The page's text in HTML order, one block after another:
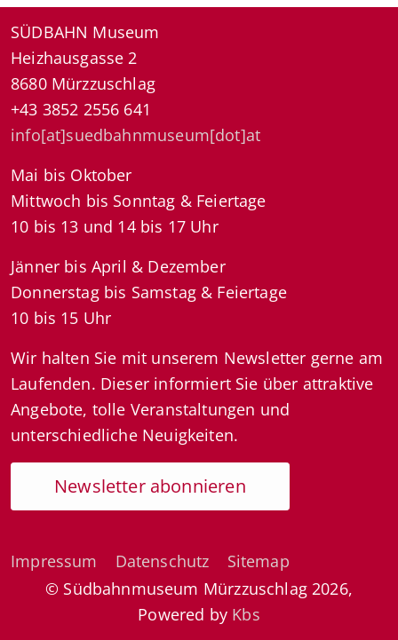
SÜDBAHN Museum
Heizhausgasse 2
8680 Mürzzuschlag
+43 3852 2556 641
info[at]suedbahnmuseum[dot]at
Mai bis Oktober
Mittwoch bis Sonntag & Feiertage
10 bis 13 und 14 bis 17 Uhr
Jänner bis April & Dezember
Donnerstag bis Samstag & Feiertage
10 bis 15 Uhr
Wir halten Sie mit unserem Newsletter gerne am
Laufenden. Dieser informiert Sie über attraktive
Angebote, tolle Veranstaltungen und
unterschiedliche Neuigkeiten.
Newsletter abonnieren
Impressum Datenschutz
Sitemap
© Südbahnmuseum Mürzzuschlag 2026,
Powered by Kbs